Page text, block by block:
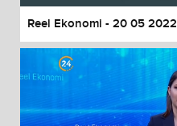
Reel Ekonomi - 20 05 2022